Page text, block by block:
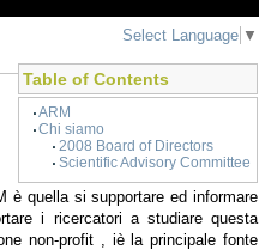
Select Language ▼
Table of Contents
ARM
Chi siamo
2008 Board of Directors
Scientific Advisory Committee
è quella si supportare ed informare
i ricercatori a studiare questa
non-profit , iè la principale fonte